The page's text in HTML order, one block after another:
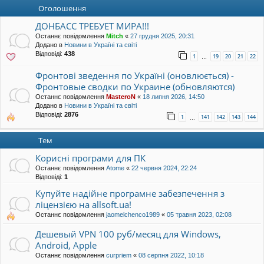
Оголошення
ДОНБАСС ТРЕБУЕТ МИРА!!!
Останнє повідомлення Mitch « 27 грудня 2025, 20:31
Додано в Новини в Україні та світі
Відповіді: 438 1 … 19 20 21 22
Фронтові зведення по Україні (оновлюється) -
Фронтовые сводки по Украине (обновляются)
Останнє повідомлення MasteroN « 18 липня 2026, 14:50
Додано в Новини в Україні та світі
Відповіді: 2876 1 … 141 142 143 144
Тем
Корисні програми для ПК
Останнє повідомлення Atome « 22 червня 2024, 22:24
Відповіді: 1
Купуйте надійне програмне забезпечення з
ліцензією на allsoft.ua!
Останнє повідомлення jaomelchenco1989 « 05 травня 2023, 02:08
Дешевый VPN 100 руб/месяц для Windows,
Android, Apple
Останнє повідомлення curpriem « 08 серпня 2022, 10:18